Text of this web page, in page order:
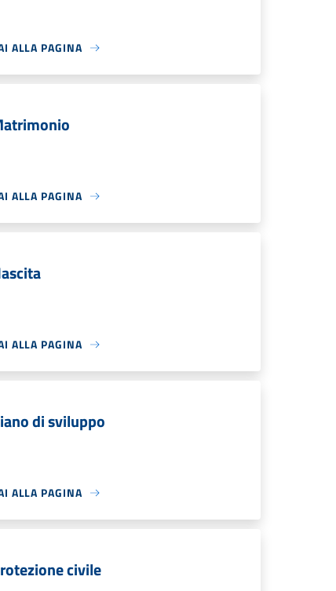
ALLA PAGINA
ALLA PAGINA
ALLA PAGINA
di sviluppo
ALLA PAGINA
civile